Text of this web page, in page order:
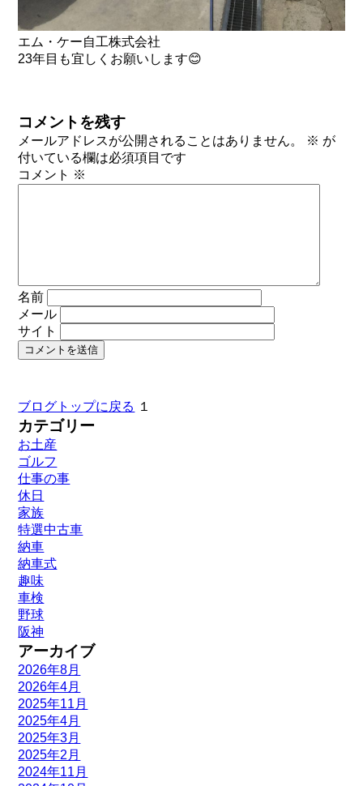
エム・ケー自工株式会社
23年目も宜しくお願いします😊
コメントを残す
メールアドレスが公開されることはありません。 ※ が
付いている欄は必須項目です
コメント ※
名前
メール
サイト
ブログトップに戻る １
カテゴリー
お土産
ゴルフ
仕事の事
休日
家族
特選中古車
納車
納車式
趣味
車検
野球
阪神
アーカイブ
2026年8月
2026年4月
2025年11月
2025年4月
2025年3月
2025年2月
2024年11月